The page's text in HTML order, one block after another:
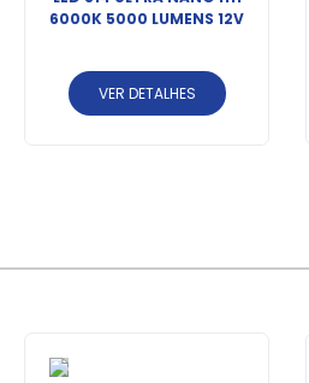
6000K 5000 LUMENS 12V
VER DETALHES